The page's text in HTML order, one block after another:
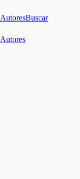
AutoresBuscar
Autores